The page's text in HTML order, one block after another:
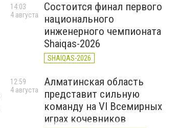
Состоится финал первого
национального
инженерного чемпионата
Shaiqas-2026
SHAIQAS-2026
14:03
4 августа
Алматинская область
представит сильную
команду на VI Всемирных
играх кочевников
12:59
4 августа